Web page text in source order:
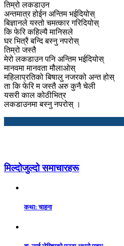
तिम्रो लकडाउन
अन्तमात्र होईन अन्तिम भईदियोस्
बिज्ञानले यस्तो चमत्कार गरिदियोस्
कि फेरि कहिल्यै मानिसले
घर भित्रै बन्दि बस्नु नपरोस्
तिम्रो जस्तै
मेरो लकडाउन पनि अन्तिम भईदियोस्
मानवमा मानवता मौलाओस्
महिलाप्रतिको बिषालु नजरको अन्त होस्
ता कि फेरि म जस्तै अरु कुनै चेली
यसरी काल कोठीभित्र
लकडाउनमा बस्नु नपरोस् ।
मिल्दोजुल्दो समाचारहरू
कथा: चाहना